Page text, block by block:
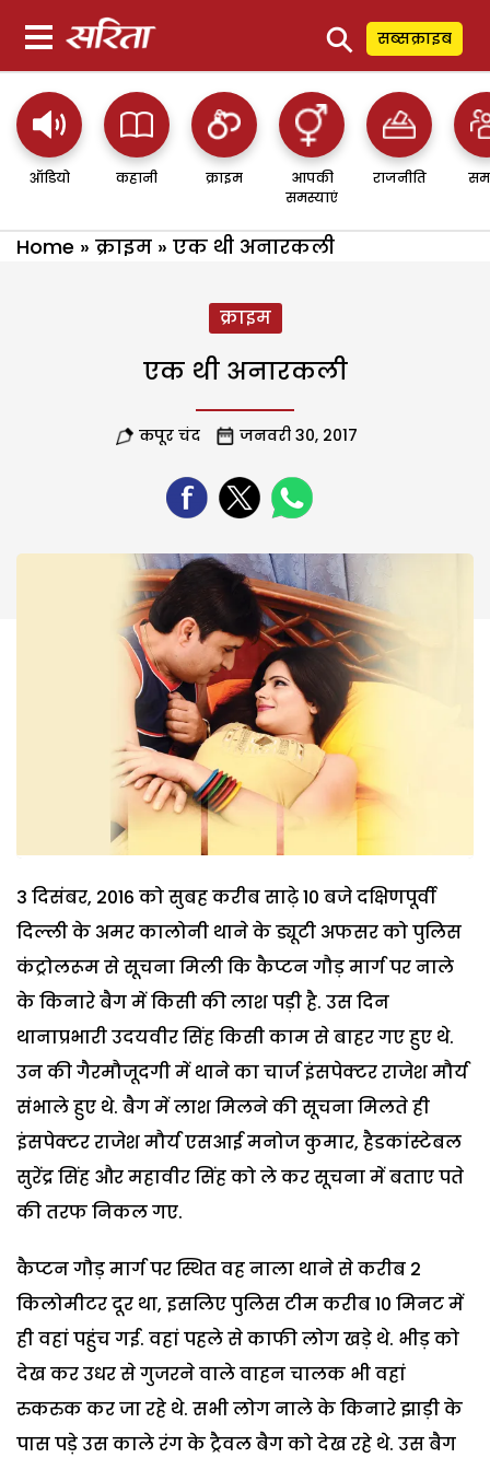
⚲ सब्सक्राइब
ऑडियो कहानी क्राइम
आपकी
समस्याएं
राजनीति
Home » क्राइम » एक थी अनारकली
क्राइम
एक थी अनारकली
कपूर चंद जनवरी 30, 2017
3 दिसंबर, 2016 को सुबह करीब साढ़े 10 बजे दक्षिणपूर्वी
दिल्ली के अमर कालोनी थाने के ड्यूटी अफसर को पुलिस
कंट्रोलरूम से सूचना मिली कि कैप्टन गौड़ मार्ग पर नाले
के किनारे बैग में किसी की लाश पड़ी है. उस दिन
थानाप्रभारी उदयवीर सिंह किसी काम से बाहर गए हुए थे.
उन की गैरमौजूदगी में थाने का चार्ज इंसपेक्टर राजेश मौर्य
संभाले हुए थे. बैग में लाश मिलने की सूचना मिलते ही
इंसपेक्टर राजेश मौर्य एसआई मनोज कुमार, हैडकांस्टेबल
सुरेंद्र सिंह और महावीर सिंह को ले कर सूचना में बताए पते
की तरफ निकल गए.
कैप्टन गौड़ मार्ग पर स्थित वह नाला थाने से करीब 2
किलोमीटर दूर था, इसलिए पुलिस टीम करीब 10 मिनट में
ही वहां पहुंच गई. वहां पहले से काफी लोग खड़े थे. भीड़ को
देख कर उधर से गुजरने वाले वाहन चालक भी वहां
रुकरुक कर जा रहे थे. सभी लोग नाले के किनारे झाड़ी के
पास पड़े उस काले रंग के ट्रैवल बैग को देख रहे थे. उस बैग